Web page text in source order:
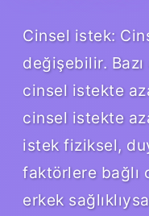
Cinsel istek:
değişebilir.
cinsel istekte
cinsel istekte
istek fiziksel,
faktörlere bağlı
erkek